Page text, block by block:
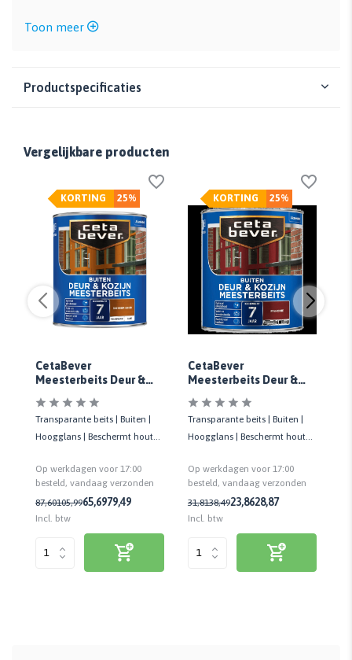
Toon meer
Productspecificaties
Vergelijkbare producten
25%
KORTING
CetaBever
Meesterbeits Deur &
Eiken Transparant
Transparante beits | Buiten |
Hoogglans | Beschermt hout
Op werkdagen voor 17:00
besteld, vandaag verzonden
87,60105,9965,6979,49
Incl. btw
25%
KORTING
CetaBever
Meesterbeits Deur &
Mahonie Transparant
Transparante beits | Buiten |
Hoogglans | Beschermt hout
Op werkdagen voor 17:00
besteld, vandaag verzonden
31,8138,4923,8628,87
Incl. btw